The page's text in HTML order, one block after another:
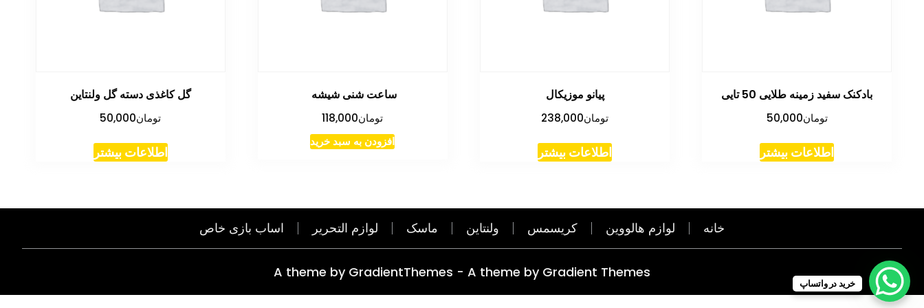
بادکنک سفید زمینه طلایی 50 تایی
تومان50,000
اطلاعات بیشتر
پیانو موزیکال
تومان238,000
اطلاعات بیشتر
ساعت شنی شیشه
تومان118,000
افزودن به سبد خرید
گل کاغذی دسته گل ولنتاین
تومان50,000
اطلاعات بیشتر
خانه لوازم هالووین کریسمس ولنتاین ماسک لوازم التحریر اساب بازی خاص
A theme by GradientThemes - A theme by Gradient Themes
خرید در واتساپ